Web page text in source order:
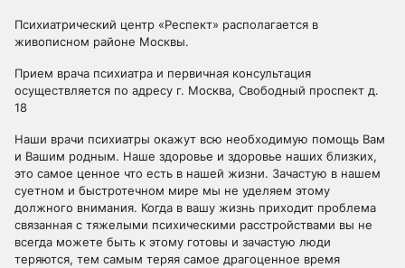
Психиатрический центр «Респект» располагается в
живописном районе Москвы.
Прием врача психиатра и первичная консультация
осуществляется по адресу г. Москва, Свободный проспект д.
18
Наши врачи психиатры окажут всю необходимую помощь Вам
и Вашим родным. Наше здоровье и здоровье наших близких,
это самое ценное что есть в нашей жизни. Зачастую в нашем
суетном и быстротечном мире мы не уделяем этому
должного внимания. Когда в вашу жизнь приходит проблема
связанная с тяжелыми психическими расстройствами вы не
всегда можете быть к этому готовы и зачастую люди
теряются, тем самым теряя самое драгоценное время